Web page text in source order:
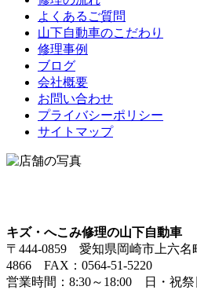
よくあるご質問
山下自動車のこだわり
修理事例
ブログ
会社概要
お問い合わせ
プライバシーポリシー
サイトマップ
キズ・へこみ修理の山下自動車
〒444-0859 愛知県岡崎市上六名
4866 FAX：0564-51-5220
営業時間：8:30～18:00 日・祝祭